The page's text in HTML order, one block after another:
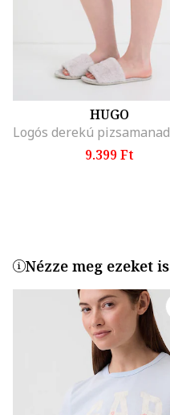
HUGO
9.399 Ft
Nézze meg ezeket is